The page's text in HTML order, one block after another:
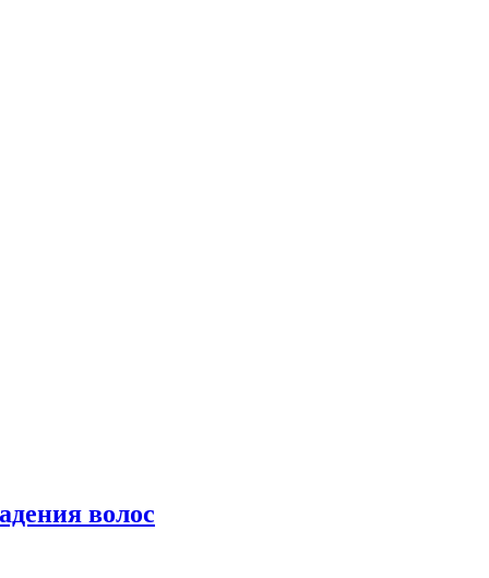
волос